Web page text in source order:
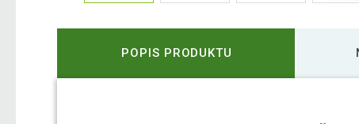
POPIS PRODUKTU